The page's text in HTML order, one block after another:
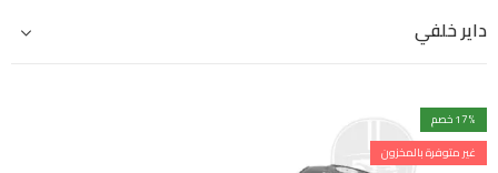
داير خلفي
17% خصم
غير متوفرة بالمخزون